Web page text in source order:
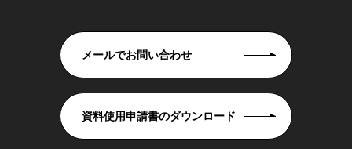
メールでお問い合わせ
資料使用申請書のダウンロード